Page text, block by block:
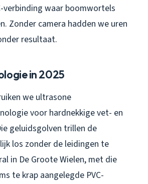
verbinding waar boomwortels
Zonder camera hadden we uren
resultaat.
in 2025
we ultrasone
voor hardnekkige vet- en
geluidsgolven trillen de
los zonder de leidingen te
in De Groote Wielen, met die
te krap aangelegde PVC-